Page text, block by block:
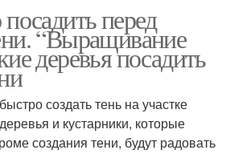
перед
“Выращивание
деревья посадить
создать тень на участке
и кустарники, которые
создания тени, будут радовать